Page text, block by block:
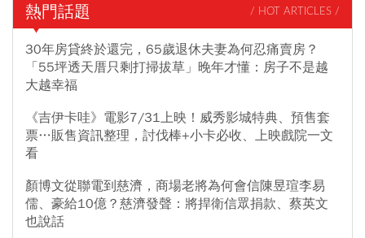
熱門話題 / HOT ARTICLES /
30年房貸終於還完，65歲退休夫妻為何忍痛賣房？
「55坪透天厝只剩打掃拔草」晚年才懂：房子不是越
大越幸福
《吉伊卡哇》電影7/31上映！威秀影城特典、預售套
票…販售資訊整理，討伐棒+小卡必收、上映戲院一文
看
顏博文從聯電到慈濟，商場老將為何會信陳昱瑄李易
儒、豪給10億？慈濟發聲：將捍衛信眾捐款、蔡英文
也說話